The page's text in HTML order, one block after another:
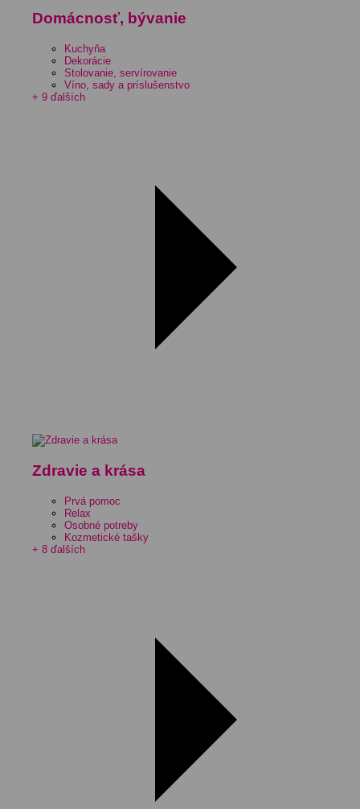
Domácnosť, bývanie
Kuchyňa
Dekorácie
Stolovanie, servírovanie
Víno, sady a príslušenstvo
+ 9 ďalších
Zdravie a krása
Prvá pomoc
Relax
Osobné potreby
Kozmetické tašky
+ 8 ďalších